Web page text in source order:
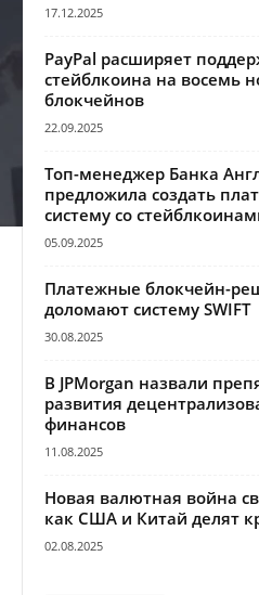
17.12.2025
PayPal расширяет
стейблкоина на восемь
блокчейнов
22.09.2025
Топ-менеджер Банка
предложила создать
систему со
05.09.2025
Платежные блокчейн-
доломают систему SWIFT
30.08.2025
В JPMorgan назвали
развития
финансов
11.08.2025
Новая валютная война
как США и Китай делят
02.08.2025